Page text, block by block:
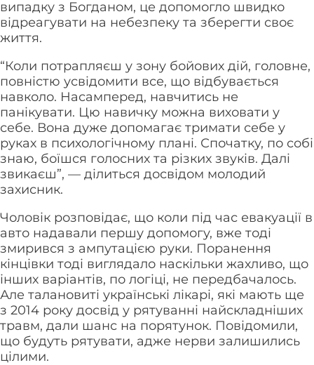
випадку з Богданом, це допомогло швидко
відреагувати на небезпеку та зберегти своє
життя.
“Коли потрапляєш у зону бойових дій, головне,
повністю усвідомити все, що відбувається
навколо. Насамперед, навчитись не
панікувати. Цю навичку можна виховати у
себе. Вона дуже допомагає тримати себе у
руках в психологічному плані. Спочатку, по собі
знаю, боїшся голосних та різких звуків. Далі
звикаєш”, — ділиться досвідом молодий
захисник.
Чоловік розповідає, що коли під час евакуації в
авто надавали першу допомогу, вже тоді
змирився з ампутацією руки. Поранення
кінцівки тоді виглядало наскільки жахливо, що
інших варіантів, по логіці, не передбачалось.
Але талановиті українські лікарі, які мають ще
з 2014 року досвід у рятуванні найскладніших
травм, дали шанс на порятунок. Повідомили,
що будуть рятувати, адже нерви залишились
цілими.